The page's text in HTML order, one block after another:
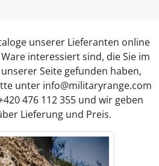
unserer Lieferanten online
interessiert sind, die Sie im
Seite gefunden haben,
unter info@militaryrange.com
476 112 355 und wir geben
Lieferung und Preis.